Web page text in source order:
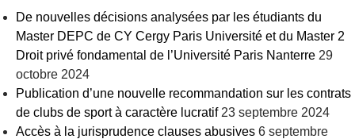
De nouvelles décisions analysées par les étudiants du
Master DEPC de CY Cergy Paris Université et du Master 2
Droit privé fondamental de l’Université Paris Nanterre 29
octobre 2024
Publication d’une nouvelle recommandation sur les contrats
de clubs de sport à caractère lucratif 23 septembre 2024
Accès à la jurisprudence clauses abusives 6 septembre